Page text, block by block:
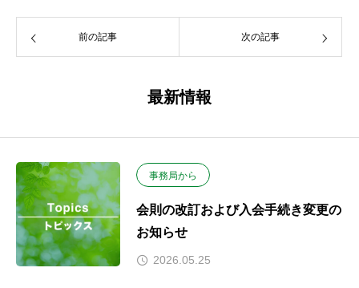
前の記事 次の記事
最新情報
事務局から
会則の改訂および入会手続き変更の
お知らせ
2026.05.25